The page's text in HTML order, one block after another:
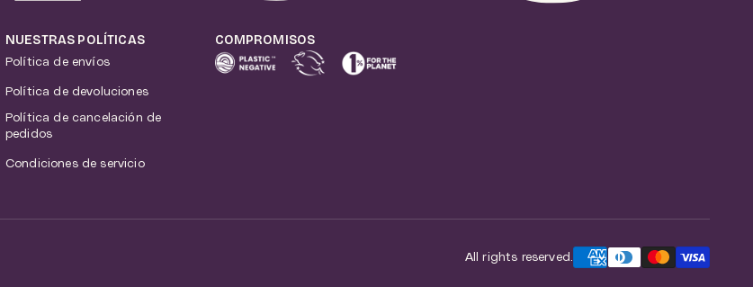
NUESTRAS POLÍTICAS
Política de envíos
Política de devoluciones
Política de cancelación de
pedidos
Condiciones de servicio
COMPROMISOS
All rights reserved.